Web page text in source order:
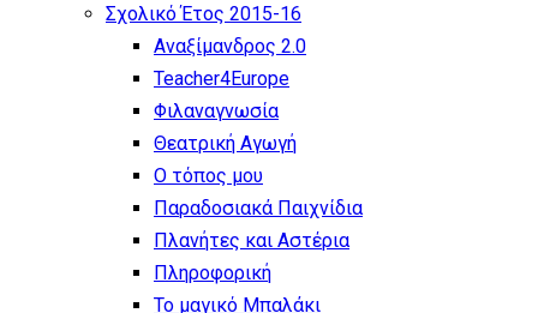
Σχολικό Έτος 2015-16
Αναξίμανδρος 2.0
Teacher4Europe
Φιλαναγνωσία
Θεατρική Αγωγή
Ο τόπος μου
Παραδοσιακά Παιχνίδια
Πλανήτες και Αστέρια
Πληροφορική
Το μαγικό Μπαλάκι